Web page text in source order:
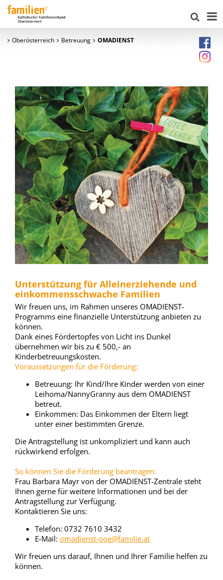
Oberösterreich Betreuung OMADIENST
Unterstützung für Alleinerziehende und
einkommensschwache Familien
Wir freuen uns, im Rahmen unseres OMADIENST-
Programms eine finanzielle Unterstützung anbieten zu
können.
Dank eines Fördertopfes von Licht ins Dunkel
übernehmen wir bis zu € 500,- an
Kinderbetreuungskosten.
Voraussetzungen für die Förderung:
Betreuung: Ihr Kind/Ihre Kinder werden von einer
Leihoma/NannyGranny aus dem OMADIENST
betreut.
Einkommen: Das Einkommen der Eltern liegt
unter einer bestimmten Grenze.
Die Antragstellung ist unkompliziert und kann auch
rückwirkend erfolgen.
So können Sie die Förderung beantragen:
Frau Barbara Mayr von der OMADIENST-Zentrale steht
Ihnen gerne für weitere Informationen und bei der
Antragstellung zur Verfügung.
Kontaktieren Sie uns:
Telefon: 0732 7610 3432
E-Mail: omadienst-ooe@familie.at
Wir freuen uns darauf, Ihnen und Ihrer Familie helfen zu
können.